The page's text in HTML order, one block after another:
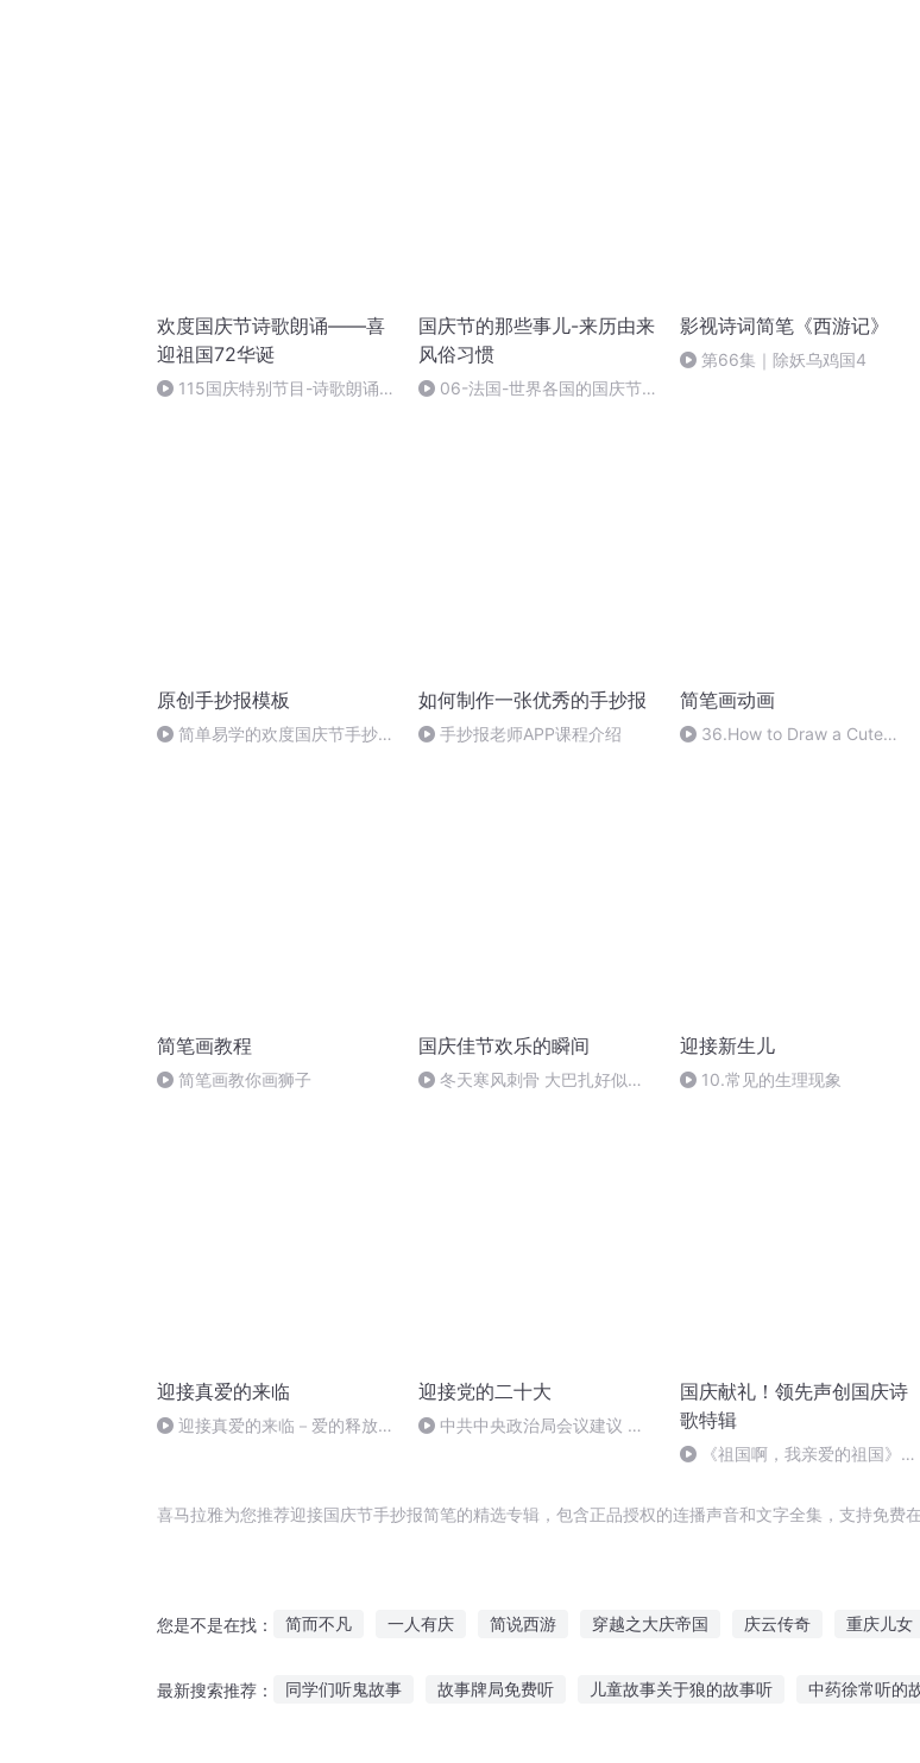
欢度国庆节诗歌朗诵——喜
迎祖国72华诞
115国庆特别节目-诗歌朗诵-
国庆节的那些事儿-来历由来
风俗习惯
06-法国-世界各国的国庆节-
影视诗词简笔《西游记》
第66集｜除妖乌鸡国4
原创手抄报模板
简单易学的欢度国庆节手抄报
如何制作一张优秀的手抄报
手抄报老师APP课程介绍
简笔画动画
36.How to Draw a Cute
简笔画教程
简笔画教你画狮子
国庆佳节欢乐的瞬间
冬天寒风刺骨 大巴扎好似温
迎接新生儿
10.常见的生理现象
迎接真爱的来临
迎接真爱的来临－爱的释放和
迎接党的二十大
中共中央政治局会议建议 中
国庆献礼！领先声创国庆诗
歌特辑
《祖国啊，我亲爱的祖国》温
喜马拉雅为您推荐迎接国庆节手抄报简笔的精选专辑，包含正品授权的连播声音和文字全集，支持免费
您是不是在找： 简而不凡 一人有庆 简说西游 穿越之大庆帝国 庆云传奇 重庆儿女
最新搜索推荐： 同学们听鬼故事 故事牌局免费听 儿童故事关于狼的故事听 中药徐常听的